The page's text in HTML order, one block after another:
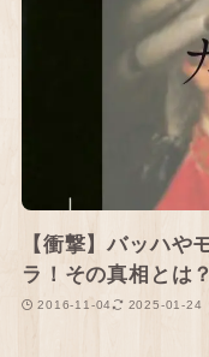
【衝撃】バッハや
ラ！その真相とは？
2016-11-04 2025-01-24